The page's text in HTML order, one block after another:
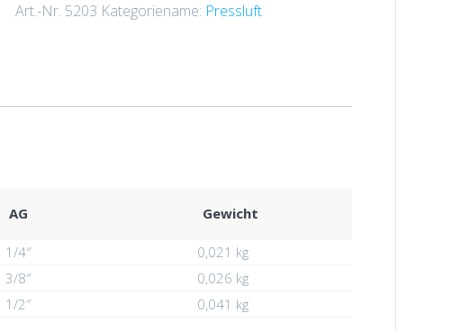
Art.-Nr. 5203 Kategoriename: Pressluft
AG Gewicht
1/4″
0,021 kg
3/8″
0,026 kg
1/2″ 0,041 kg